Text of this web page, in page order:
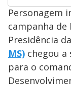
Personagem
campanha de
Presidência
MS) chegou
para o